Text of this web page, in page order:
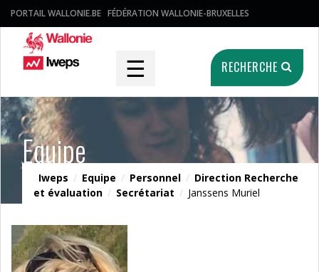
PORTAIL WALLONIE.BE FÉDÉRATION WALLONIE-BRUXELLES
☰ RECHERCHE
Equipe
Iweps / Equipe / Personnel / Direction Recherche
et évaluation / Secrétariat / Janssens Muriel